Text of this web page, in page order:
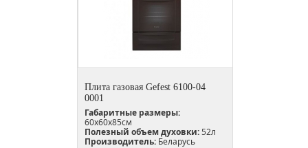
Плита газовая Gefest 6100-04
0001
Габаритные размеры:
60х60х85см
Полезный объем духовки:52л
Производитель: Беларусь